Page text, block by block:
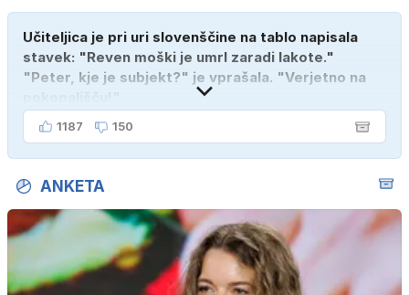
Učiteljica je pri uri slovenščine na tablo napisala
stavek: "Reven moški je umrl zaradi lakote."
"Peter, kje je subjekt?" je vprašala. "Verjetno na
1187 150
ANKETA